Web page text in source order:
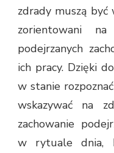
zdrady muszą
zorientowani na
podejrzanych
ich pracy. Dzięki
w stanie
wskazywać na
zachowanie
w rytuale dnia,